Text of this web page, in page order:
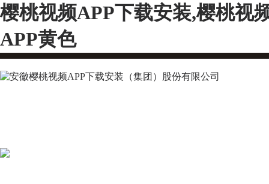
樱桃视频APP下载安装,樱桃视
APP黄色